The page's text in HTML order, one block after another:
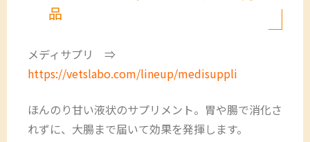
品
メディサプリ ⇒
https://vetslabo.com/lineup/medisuppli
ほんのり甘い液状のサプリメント。胃や腸で消化さ
れずに、大腸まで届いて効果を発揮します。